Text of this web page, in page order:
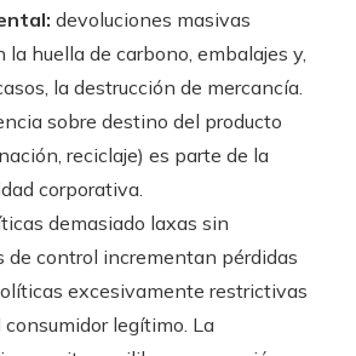
devoluciones masivas
la huella de carbono, embalajes y,
la destrucción de mercancía.
sobre destino del producto
reciclaje) es parte de la
corporativa.
demasiado laxas sin
de control incrementan pérdidas
excesivamente restrictivas
legítimo. La